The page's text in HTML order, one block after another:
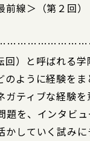
線＞（第２回）
回）と呼ばれる
のように経験を
ガティブな経験
題を、インタビ
かしていく試み